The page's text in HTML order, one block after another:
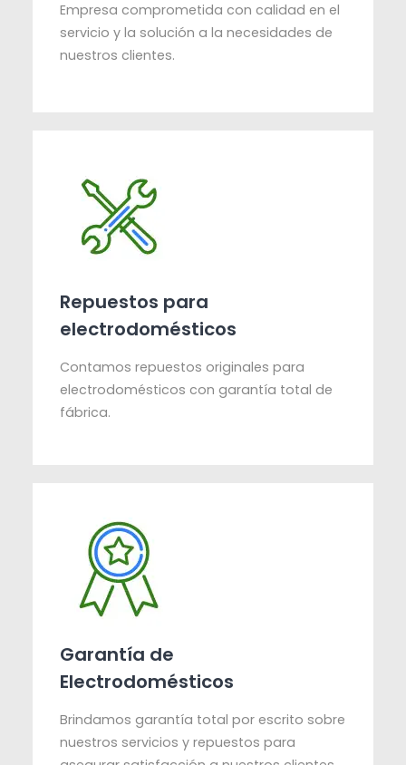
Empresa comprometida con calidad en el
servicio y la solución a la necesidades de
nuestros clientes.
Repuestos para
electrodomésticos
Contamos repuestos originales para
electrodomésticos con garantía total de
fábrica.
Garantía de
Electrodomésticos
Brindamos garantía total por escrito sobre
nuestros servicios y repuestos para